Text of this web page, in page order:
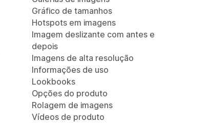
Gráfico de tamanhos
Hotspots em imagens
Imagem deslizante com antes e
depois
Imagens de alta resolução
Informações de uso
Lookbooks
Opções do produto
Rolagem de imagens
Vídeos de produto